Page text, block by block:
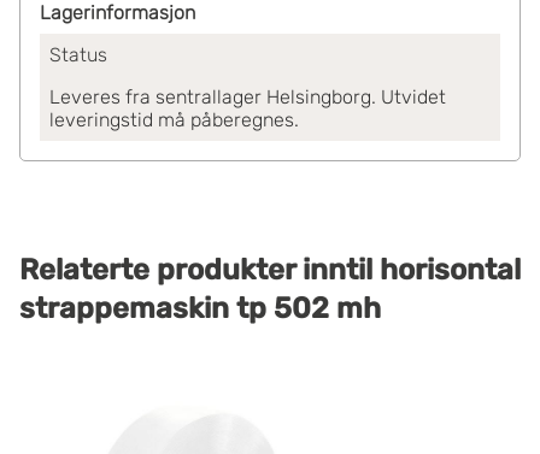
Lagerinformasjon
Status
Leveres fra sentrallager Helsingborg. Utvidet
leveringstid må påberegnes.
Relaterte produkter inntil horisontal
strappemaskin tp 502 mh